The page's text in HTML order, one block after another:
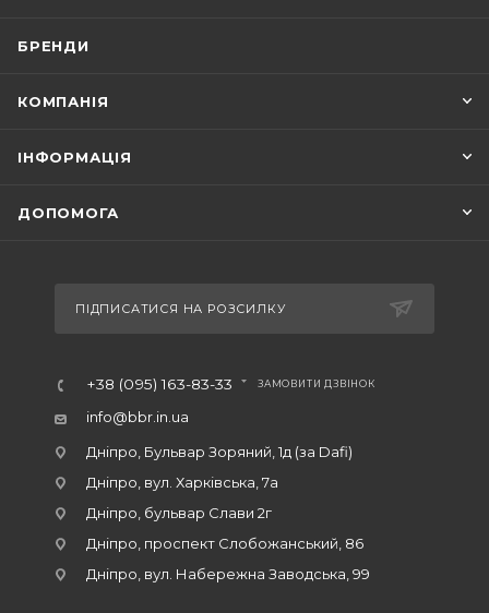
БРЕНДИ
КОМПАНІЯ
ІНФОРМАЦІЯ
ДОПОМОГА
ПІДПИСАТИСЯ НА РОЗСИЛКУ
+38 (095) 163-83-33 ЗАМОВИТИ ДЗВІНОК
info@bbr.in.ua
Дніпро, Бульвар Зоряний, 1д (за Dafi)
Дніпро, вул. Харківська, 7а
Дніпро, бульвар Слави 2г
Дніпро, проспект Слобожанський, 86
Дніпро, вул. Набережна Заводська, 99